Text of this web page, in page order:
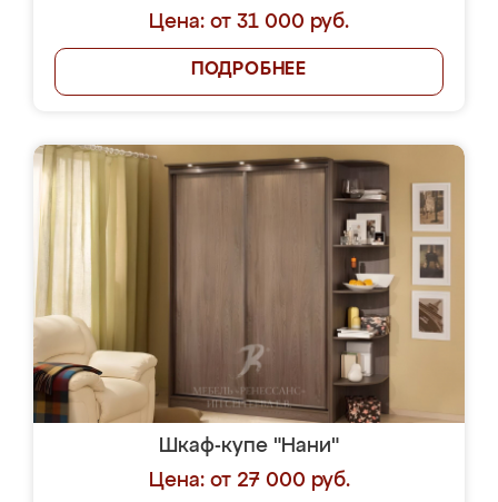
Цена: от 31 000 руб.
ПОДРОБНЕЕ
Шкаф-купе "Нани"
Цена: от 27 000 руб.